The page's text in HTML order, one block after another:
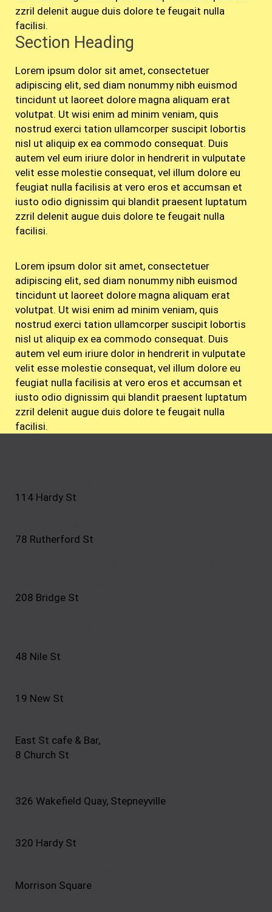
zzril delenit augue duis dolore te feugait nulla
facilisi.
Section Heading
Lorem ipsum dolor sit amet, consectetuer
adipiscing elit, sed diam nonummy nibh euismod
tincidunt ut laoreet dolore magna aliquam erat
volutpat. Ut wisi enim ad minim veniam, quis
nostrud exerci tation ullamcorper suscipit lobortis
nisl ut aliquip ex ea commodo consequat. Duis
autem vel eum iriure dolor in hendrerit in vulputate
velit esse molestie consequat, vel illum dolore eu
feugiat nulla facilisis at vero eros et accumsan et
iusto odio dignissim qui blandit praesent luptatum
zzril delenit augue duis dolore te feugait nulla
facilisi.
Lorem ipsum dolor sit amet, consectetuer
adipiscing elit, sed diam nonummy nibh euismod
tincidunt ut laoreet dolore magna aliquam erat
volutpat. Ut wisi enim ad minim veniam, quis
nostrud exerci tation ullamcorper suscipit lobortis
nisl ut aliquip ex ea commodo consequat. Duis
autem vel eum iriure dolor in hendrerit in vulputate
velit esse molestie consequat, vel illum dolore eu
feugiat nulla facilisis at vero eros et accumsan et
iusto odio dignissim qui blandit praesent luptatum
zzril delenit augue duis dolore te feugait nulla
facilisi.
114 Hardy St
78 Rutherford St
208 Bridge St
48 Nile St
19 New St
East St cafe & Bar,
8 Church St
326 Wakefield Quay, Stepneyville
320 Hardy St
Morrison Square